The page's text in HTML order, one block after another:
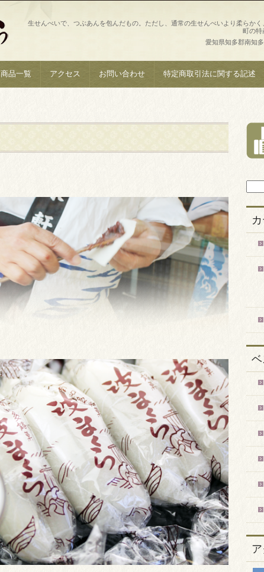
生せんべいで、つぶあんを包んだもの。ただし、通常の生せんべいより柔らか
町の特
愛知県知多郡南知
商品一覧 アクセス お問い合わせ 特定商取引法に関する記述